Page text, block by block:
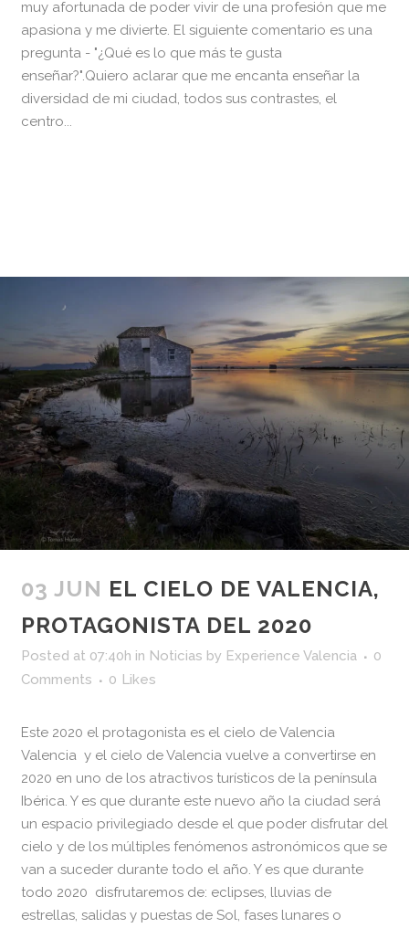
muy afortunada de poder vivir de una profesión que me
apasiona y me divierte. El siguiente comentario es una
pregunta - "¿Qué es lo que más te gusta
enseñar?".Quiero aclarar que me encanta enseñar la
diversidad de mi ciudad, todos sus contrastes, el
centro...
03 JUN EL CIELO DE VALENCIA,
PROTAGONISTA DEL 2020
Posted at 07:40h in Noticias by Experience Valencia
0
Comments
0 Likes
Este 2020 el protagonista es el cielo de Valencia
Valencia y el cielo de Valencia vuelve a convertirse en
2020 en uno de los atractivos turísticos de la península
Ibérica. Y es que durante este nuevo año la ciudad será
un espacio privilegiado desde el que poder disfrutar del
cielo y de los múltiples fenómenos astronómicos que se
van a suceder durante todo el año. Y es que durante
todo 2020 disfrutaremos de: eclipses, lluvias de
estrellas, salidas y puestas de Sol, fases lunares o